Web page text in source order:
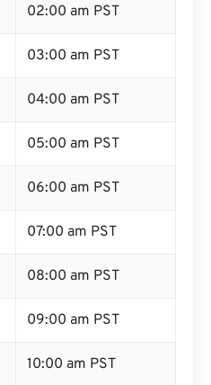
02:00 am PST
03:00 am PST
04:00 am PST
05:00 am PST
06:00 am PST
07:00 am PST
08:00 am PST
09:00 am PST
10:00 am PST